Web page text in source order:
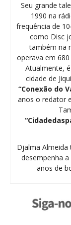
Seu grande
1990 na
frequência de
como Disc
também na
operava em
Atualmente,
cidade de
“Conexão do
anos o redator
Djalma Almeida
desempenha
anos de